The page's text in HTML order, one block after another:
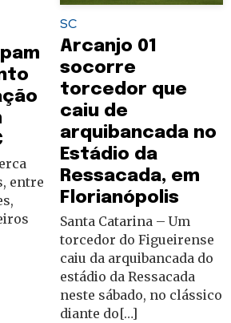
entre
SC
Arcanjo 01
socorre
torcedor que
caiu de
arquibancada no
Estádio da
Ressacada, em
Florianópolis
Santa Catarina – Um
torcedor do Figueirense
caiu da arquibancada do
estádio da Ressacada
neste sábado, no clássico
diante do[…]